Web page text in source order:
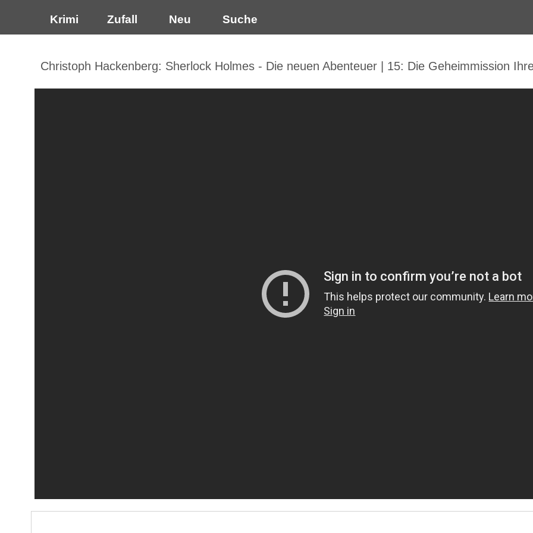
Krimi Zufall Neu Suche
Christoph Hackenberg: Sherlock Holmes - Die neuen Abenteuer | 15: Die Geheimmission